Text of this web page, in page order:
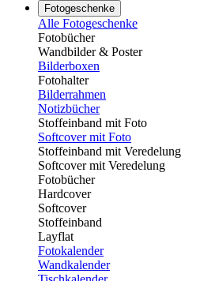
Fotogeschenke
Alle Fotogeschenke
Fotobücher
Wandbilder & Poster
Bilderboxen
Fotohalter
Bilderrahmen
Notizbücher
Stoffeinband mit Foto
Softcover mit Foto
Stoffeinband mit Veredelung
Softcover mit Veredelung
Fotobücher
Hardcover
Softcover
Stoffeinband
Layflat
Fotokalender
Wandkalender